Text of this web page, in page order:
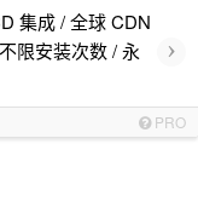
集成 / 全球 CDN
限安装次数 / 永
›
PRO